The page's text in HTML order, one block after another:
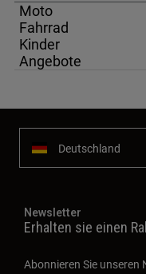
Moto
Fahrrad
Kinder
Angebote
Deutschland
Newsletter
Erhalten sie einen
Abonnieren Sie